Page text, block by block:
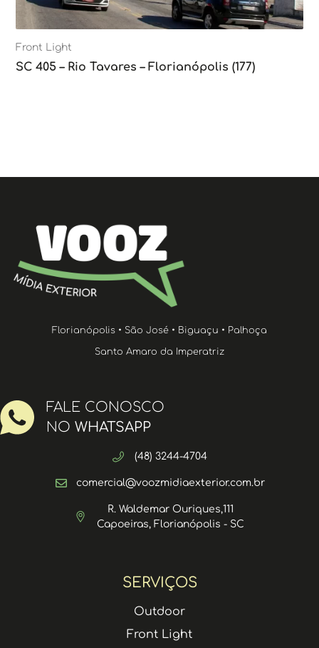
Front Light
SC 405 – Rio Tavares – Florianópolis (177)
SERVIÇOS
Outdoor
Front Light
Florianópolis • São José • Biguaçu • Palhoça
Santo Amaro da Imperatriz
FALE CONOSCO
NO WHATSAPP
(48) 3244-4704
comercial@voozmidiaexterior.com.br
R. Waldemar Ouriques,111
Capoeiras, Florianópolis - SC